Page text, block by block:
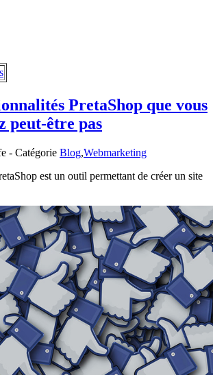
PretaShop que vous
peut-être pas
- Catégorie Blog,Webmarketing
est un outil permettant de créer un site